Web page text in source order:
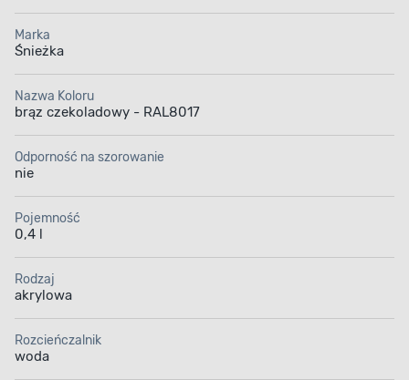
Marka
Śnieżka
Nazwa Koloru
brąz czekoladowy - RAL8017
Odporność na szorowanie
nie
Pojemność
0,4 l
Rodzaj
akrylowa
Rozcieńczalnik
woda